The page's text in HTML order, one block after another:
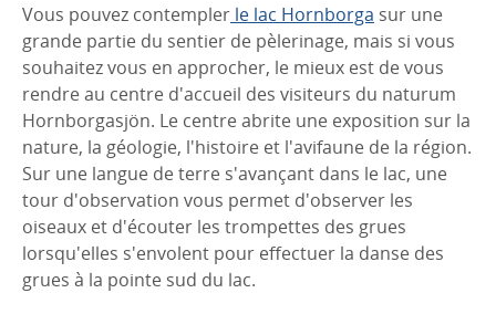
Vous pouvez contempler le lac Hornborga sur une
grande partie du sentier de pèlerinage, mais si vous
souhaitez vous en approcher, le mieux est de vous
rendre au centre d'accueil des visiteurs du naturum
Hornborgasjön. Le centre abrite une exposition sur la
nature, la géologie, l'histoire et l'avifaune de la région.
Sur une langue de terre s'avançant dans le lac, une
tour d'observation vous permet d'observer les
oiseaux et d'écouter les trompettes des grues
lorsqu'elles s'envolent pour effectuer la danse des
grues à la pointe sud du lac.